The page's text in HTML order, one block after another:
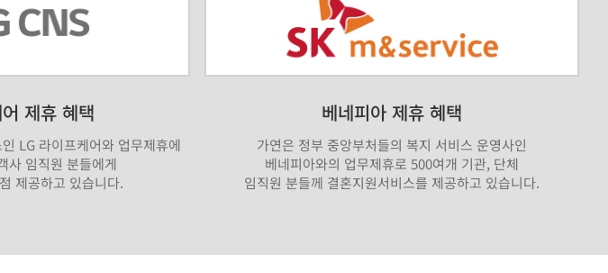
제휴 혜택
LG 라이프케어와 업무제휴에
사 임직원 분들에게
제공하고 있습니다.
베네피아 제휴 혜택
가연은 정부 중앙부처들의 복지 서비스 운영사인
베네피아와의 업무제휴로 500여개 기관, 단체
임직원 분들께 결혼지원서비스를 제공하고 있습니다.